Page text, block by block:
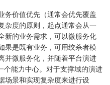
务价值优先（通常会优先覆盖
杂度的原则，起点通常会从一
新的业务需求，可以微服务化
果是既有业务，可用绞杀者模
并微服务化，并随着平台演进
个能力中心。对于支撑域的演进
场景和实现复杂度来进行设